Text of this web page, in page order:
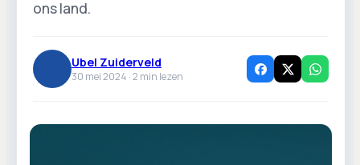
ons land.
Ubel Zuiderveld
30 mei 2024 ·2 min lezen